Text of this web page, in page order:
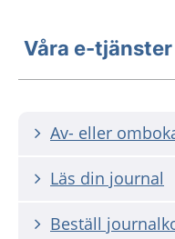
Våra e-tjänster
Av- eller
Läs din journal
Beställ